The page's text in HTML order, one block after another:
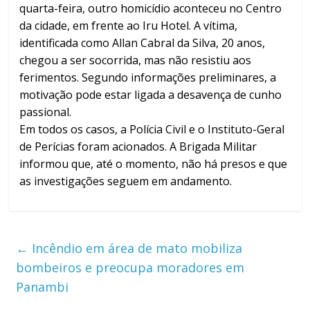
quarta-feira, outro homicídio aconteceu no Centro
da cidade, em frente ao Iru Hotel. A vítima,
identificada como Allan Cabral da Silva, 20 anos,
chegou a ser socorrida, mas não resistiu aos
ferimentos. Segundo informações preliminares, a
motivação pode estar ligada a desavença de cunho
passional.
Em todos os casos, a Polícia Civil e o Instituto-Geral
de Perícias foram acionados. A Brigada Militar
informou que, até o momento, não há presos e que
as investigações seguem em andamento.
← Incêndio em área de mato mobiliza
bombeiros e preocupa moradores em
Panambi